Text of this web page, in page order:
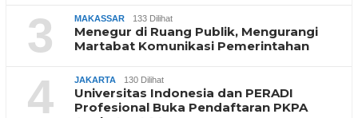
3 MAKASSAR 133 Dilihat
Menegur di Ruang Publik, Mengurangi
Martabat Komunikasi Pemerintahan
4 JAKARTA 130 Dilihat
Universitas Indonesia dan PERADI
Profesional Buka Pendaftaran PKPA